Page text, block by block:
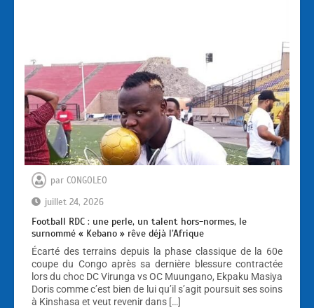
par CONGOLEO
juillet 24, 2026
Football RDC : une perle, un talent hors-normes, le
surnommé « Kebano » rêve déjà l’Afrique
Écarté des terrains depuis la phase classique de la 60e
coupe du Congo après sa dernière blessure contractée
lors du choc DC Virunga vs OC Muungano, Ekpaku Masiya
Doris comme c’est bien de lui qu’il s’agit poursuit ses soins
à Kinshasa et veut revenir dans […]